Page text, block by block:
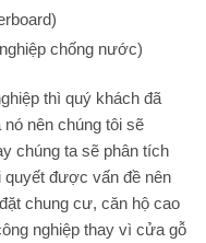
chống nước)
thì quý khách đã
nên chúng tôi sẽ
chúng ta sẽ phân tích
quyết được vấn đề nên
chung cư, căn hộ cao
nghiệp thay vì cửa gỗ